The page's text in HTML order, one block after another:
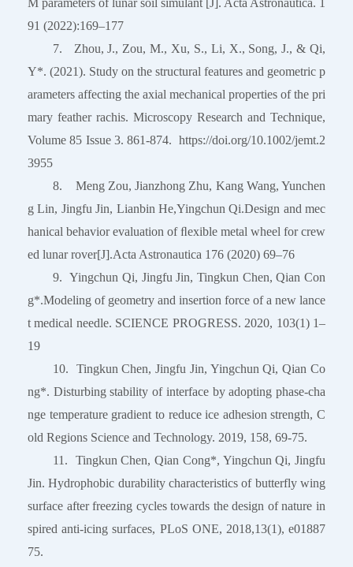
M parameters of lunar soil simulant [J]. Acta Astronautica. 1
91 (2022):169–177
7. Zhou, J., Zou, M., Xu, S., Li, X., Song, J., & Qi,
Y*. (2021). Study on the structural features and geometric p
arameters affecting the axial mechanical properties of the pri
mary feather rachis. Microscopy Research and Technique,
Volume 85 Issue 3. 861-874. https://doi.org/10.1002/jemt.2
3955
8. Meng Zou, Jianzhong Zhu, Kang Wang, Yunchen
g Lin, Jingfu Jin, Lianbin He,Yingchun Qi.Design and mec
hanical behavior evaluation of ﬂexible metal wheel for crew
ed lunar rover[J].Acta Astronautica 176 (2020) 69–76
9. Yingchun Qi, Jingfu Jin, Tingkun Chen, Qian Con
g*.Modeling of geometry and insertion force of a new lance
t medical needle. SCIENCE PROGRESS. 2020, 103(1) 1–
19
10. Tingkun Chen, Jingfu Jin, Yingchun Qi, Qian Co
ng*. Disturbing stability of interface by adopting phase-cha
nge temperature gradient to reduce ice adhesion strength, C
old Regions Science and Technology. 2019, 158, 69-75.
11. Tingkun Chen, Qian Cong*, Yingchun Qi, Jingfu
Jin. Hydrophobic durability characteristics of butterfly wing
surface after freezing cycles towards the design of nature in
spired anti-icing surfaces, PLoS ONE, 2018,13(1), e01887
75.